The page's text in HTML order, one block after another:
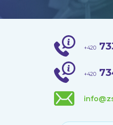
+420
+420